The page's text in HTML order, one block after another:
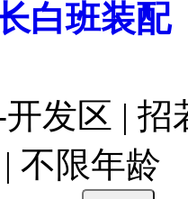
白班装配
发区 | 招
不限年龄